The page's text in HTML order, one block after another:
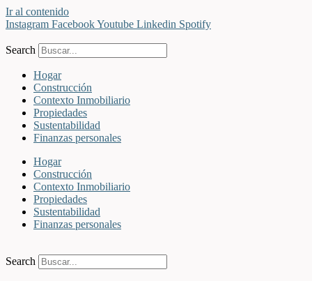
Ir al contenido
Instagram FacebookYoutube Linkedin Spotify
Search
Hogar
Construcción
Contexto Inmobiliario
Propiedades
Sustentabilidad
Finanzas personales
Hogar
Construcción
Contexto Inmobiliario
Propiedades
Sustentabilidad
Finanzas personales
Search